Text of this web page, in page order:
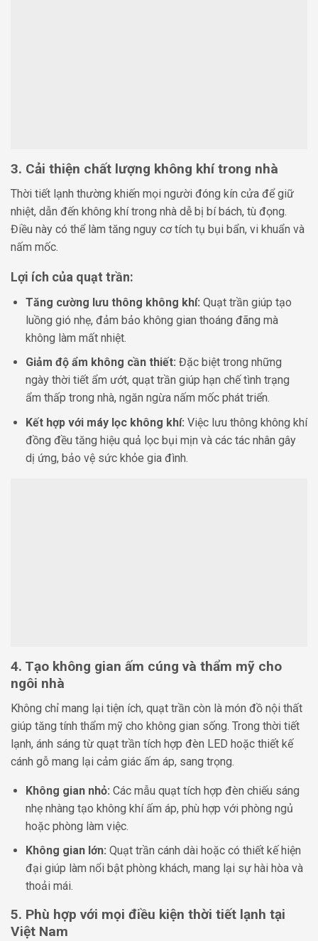
3. Cải thiện chất lượng không khí trong nhà
Thời tiết lạnh thường khiến mọi người đóng kín cửa để giữ
nhiệt, dẫn đến không khí trong nhà dễ bị bí bách, tù đọng.
Điều này có thể làm tăng nguy cơ tích tụ bụi bẩn, vi khuẩn và
nấm mốc.
Lợi ích của quạt trần:
Tăng cường lưu thông không khí: Quạt trần giúp tạo
luồng gió nhẹ, đảm bảo không gian thoáng đãng mà
không làm mất nhiệt.
Giảm độ ẩm không cần thiết: Đặc biệt trong những
ngày thời tiết ẩm ướt, quạt trần giúp hạn chế tình trạng
ẩm thấp trong nhà, ngăn ngừa nấm mốc phát triển.
Kết hợp với máy lọc không khí: Việc lưu thông không khí
đồng đều tăng hiệu quả lọc bụi mịn và các tác nhân gây
dị ứng, bảo vệ sức khỏe gia đình.
4. Tạo không gian ấm cúng và thẩm mỹ cho
ngôi nhà
Không chỉ mang lại tiện ích, quạt trần còn là món đồ nội thất
giúp tăng tính thẩm mỹ cho không gian sống. Trong thời tiết
lạnh, ánh sáng từ quạt trần tích hợp đèn LED hoặc thiết kế
cánh gỗ mang lại cảm giác ấm áp, sang trọng.
Không gian nhỏ: Các mẫu quạt tích hợp đèn chiếu sáng
nhẹ nhàng tạo không khí ấm áp, phù hợp với phòng ngủ
hoặc phòng làm việc.
Không gian lớn: Quạt trần cánh dài hoặc có thiết kế hiện
đại giúp làm nổi bật phòng khách, mang lại sự hài hòa và
thoải mái.
5. Phù hợp với mọi điều kiện thời tiết lạnh tại
Việt Nam